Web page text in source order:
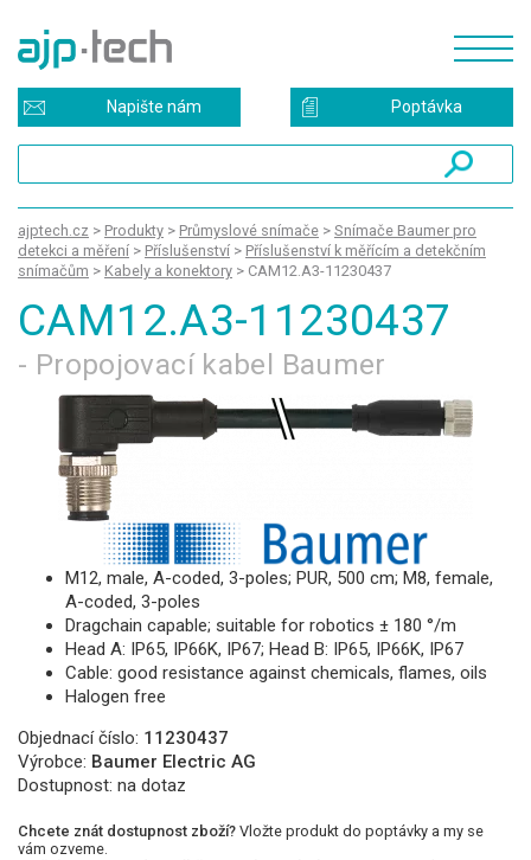
Poptávka
Napište nám
ajptech.cz > Produkty > Průmyslové snímače > Snímače Baumer pro
detekci a měření > Příslušenství > Příslušenství k měřícím a detekčním
snímačům > Kabely a konektory > CAM12.A3-11230437
CAM12.A3-11230437
- Propojovací kabel Baumer
M12, male, A-coded, 3-poles; PUR, 500 cm; M8, female,
A-coded, 3-poles
Dragchain capable; suitable for robotics ± 180 °/m
Head A: IP65, IP66K, IP67; Head B: IP65, IP66K, IP67
Cable: good resistance against chemicals, flames, oils
Halogen free
Objednací číslo: 11230437
Výrobce: Baumer Electric AG
Dostupnost: na dotaz
Chcete znát dostupnost zboží? Vložte produkt do poptávky a my se
vám ozveme.